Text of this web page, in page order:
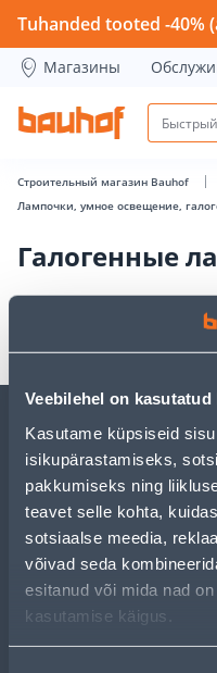
Veebilehel on kasutatud
Kasutame küpsiseid
isikupärastamiseks,
pakkumiseks ning
teavet selle kohta,
sotsiaalse meedia,
võivad seda
esitanud või mida nad
kasutamise käigus.
Галогенные лампы -
Tuhanded tooted -40%
Магазины
Строительный магазин Bauhof
Лампочки, умное освещение,
Галогенные
ОБСЛУЖИВАНИЕ
УСЛУГИ
КЛУБ МАСТЕРОВ